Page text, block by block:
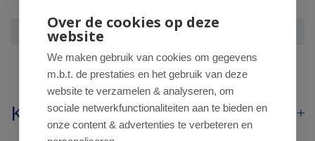
Modifast Intensive pudding vanilla 8 zakjes
Klantenservice
Over de cookies op deze
website
We maken gebruik van cookies om gegevens
m.b.t. de prestaties en het gebruik van deze
website te verzamelen & analyseren, om
sociale netwerkfunctionaliteiten aan te bieden en
onze content & advertenties te verbeteren en